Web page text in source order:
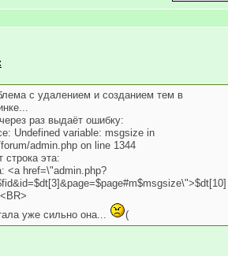
с удалением и созданием тем в
раз выдаёт ошибку:
Undefined variable: msgsize in
forum/admin.php on line 1344
строка эта:
<a href=\"admin.php?
уже сильно она...
(